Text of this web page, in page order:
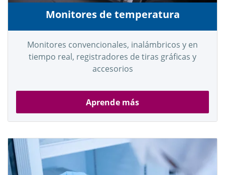
Monitores de temperatura
Monitores convencionales, inalámbricos y en
tiempo real, registradores de tiras gráficas y
accesorios
Aprende más